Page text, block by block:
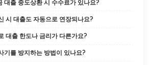
대출 중도상환 시 수수료가 있나요?
시 대출도 자동으로 연장되나요?
대출 한도나 금리가 다른가요?
기를 방지하는 방법이 있나요?